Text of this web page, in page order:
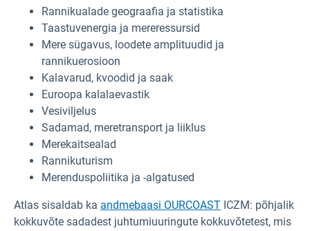
Rannikualade geograafia ja statistika
Taastuvenergia ja mereressursid
Mere sügavus, loodete amplituudid ja
rannikuerosioon
Kalavarud, kvoodid ja saak
Euroopa kalalaevastik
Vesiviljelus
Sadamad, meretransport ja liiklus
Merekaitsealad
Rannikuturism
Merenduspoliitika ja -algatused
Atlas sisaldab ka andmebaasi OURCOAST ICZM: põhjalik
kokkuvõte sadadest juhtumiuuringute kokkuvõtetest, mis